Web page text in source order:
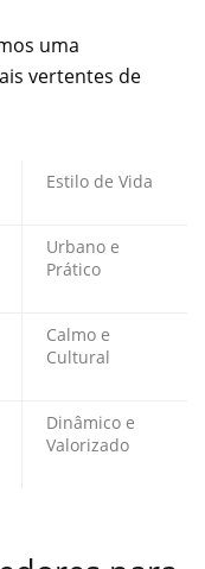
uma
vertentes de
Estilo de Vida
Urbano e
Prático
Calmo e
Cultural
Dinâmico e
Valorizado